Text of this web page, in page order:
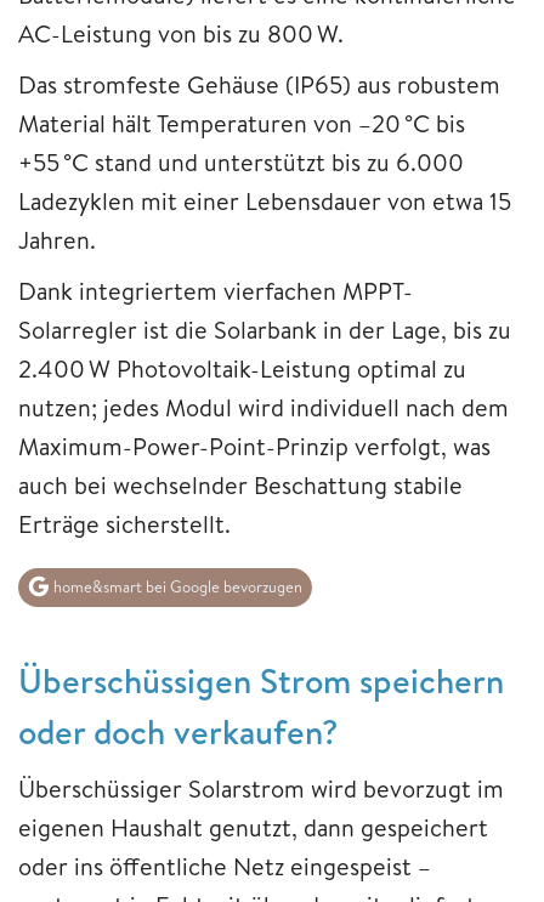
AC-Leistung von bis zu 800 W.
Das stromfeste Gehäuse (IP65) aus robustem
Material hält Temperaturen von –20 °C bis
+55 °C stand und unterstützt bis zu 6.000
Ladezyklen mit einer Lebensdauer von etwa 15
Jahren.
Dank integriertem vierfachen MPPT-
Solarregler ist die Solarbank in der Lage, bis zu
2.400 W Photovoltaik-Leistung optimal zu
nutzen; jedes Modul wird individuell nach dem
Maximum-Power-Point-Prinzip verfolgt, was
auch bei wechselnder Beschattung stabile
Erträge sicherstellt.
home&smart bei Google bevorzugen
Überschüssigen Strom speichern
oder doch verkaufen?
Überschüssiger Solarstrom wird bevorzugt im
eigenen Haushalt genutzt, dann gespeichert
oder ins öffentliche Netz eingespeist –